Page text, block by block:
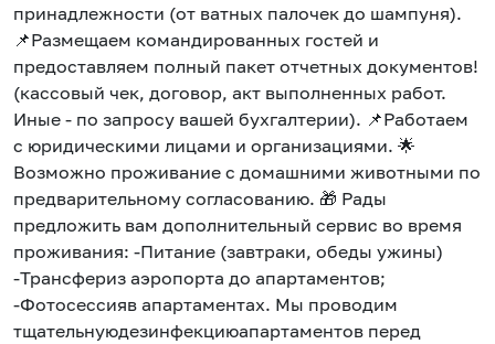
принадлежности (от ватных палочек до шампуня).
📌Размещаем командированных гостей и
предоставляем полный пакет отчетных документов!
(кассовый чек, договор, акт выполненных работ.
Иные - по запросу вашей бухгалтерии). 📌Работаем
с юридическими лицами и организациями. 🌟
Возможно проживание с домашними животными по
предварительному согласованию. 🎁 Рады
предложить вам дополнительный сервис во время
проживания: -Питание (завтраки, обеды ужины)
-Трансфериз аэропорта до апартаментов;
-Фотосессияв апартаментах. Мы проводим
тщательнуюдезинфекциюапартаментов перед